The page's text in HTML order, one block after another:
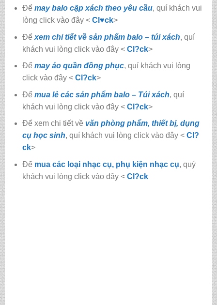
Để may balo cặp xách theo yêu cầu, quí khách vui
lòng click vào đây < Cl♥ck>
Để xem chi tiết về sản phẩm balo – túi xách, quí
khách vui lòng click vào đây < Cl?ck>
Để may áo quần đồng phục, quí khách vui lòng
click vào đây < Cl?ck>
Để mua lẻ các sản phẩm balo – Túi xách, quí
khách vui lòng click vào đây < Cl?ck>
Để xem chi tiết về văn phòng phẩm, thiết bị, dụng
cụ học sinh, quí khách vui lòng click vào đây < Cl?
ck>
Để mua các loại nhạc cụ, phụ kiện nhạc cụ, quý
khách vui lòng click vào đây < Cl?ck